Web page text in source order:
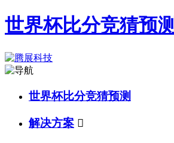
世界杯比分竞猜预测
世界杯比分竞猜预测
解决方案 